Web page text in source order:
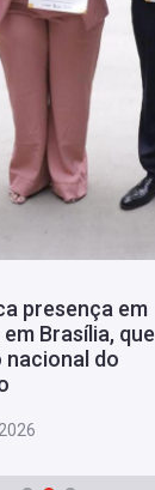
presença em
Brasília, que
nacional do